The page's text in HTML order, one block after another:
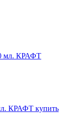
КРАФТ купить